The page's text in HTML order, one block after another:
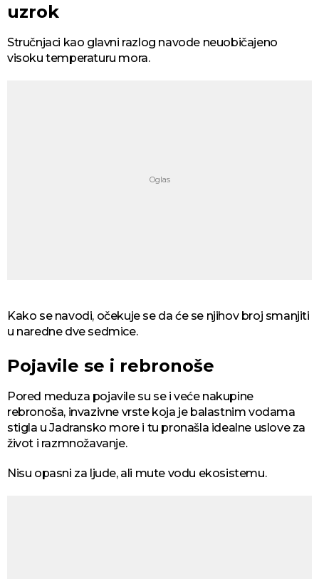
uzrok
Stručnjaci kao glavni razlog navode neuobičajeno
visoku temperaturu mora.
Kako se navodi, očekuje se da će se njihov broj smanjiti
u naredne dve sedmice.
Pojavile se i rebronoše
Pored meduza pojavile su se i veće nakupine
rebronoša, invazivne vrste koja je balastnim vodama
stigla u Jadransko more i tu pronašla idealne uslove za
život i razmnožavanje.
Nisu opasni za ljude, ali mute vodu ekosistemu.